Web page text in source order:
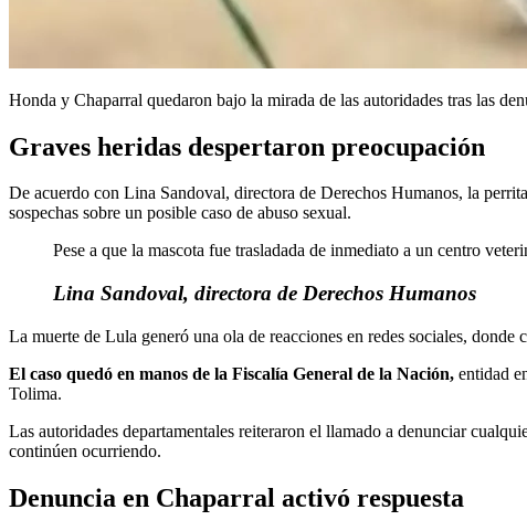
Honda y Chaparral quedaron bajo la mirada de las autoridades tras las
Graves heridas despertaron preocupación
De acuerdo con Lina Sandoval, directora de Derechos Humanos, la
sospechas sobre un posible caso de abuso sexual.
Pese a que la mascota fue trasladada de inmediato a un centro
Lina Sandoval, directora de Derechos Humanos
La muerte de Lula generó una ola de reacciones en redes sociales,
El caso quedó en manos de la Fiscalía General de la Nación, entidad
Tolima.
Las autoridades departamentales reiteraron el llamado a denunciar
continúen ocurriendo.
Denuncia en Chaparral activó respuesta